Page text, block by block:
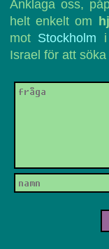
Anklaga oss,
helt enkelt om
mot Stockholm i
Israel för att söka